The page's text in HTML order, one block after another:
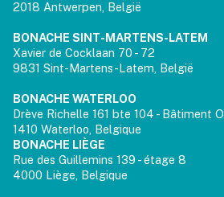
2018 Antwerpen, België
BONACHE SINT-MARTENS-LATEM
Xavier de Cocklaan 70 - 72
9831 Sint-Martens-Latem, België
BONACHE WATERLOO
Drève Richelle 161 bte 104 - Bâtiment O
1410 Waterloo, Belgique
BONACHE LIÈGE
Rue des Guillemins 139 - étage 8
4000 Liège, Belgique